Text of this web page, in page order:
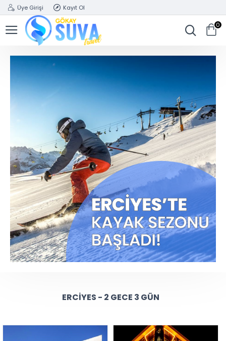
Üye Girişi Kayıt Ol
0
ERCIYES - 2 GECE 3 GÜN